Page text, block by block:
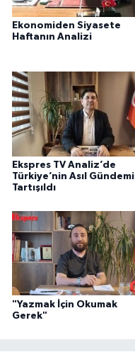
Ekonomiden Siyasete
Haftanın Analizi
Ekspres TV Analiz’de
Türkiye’nin Asıl Gündemi
Tartışıldı
"Yazmak İçin Okumak
Gerek"